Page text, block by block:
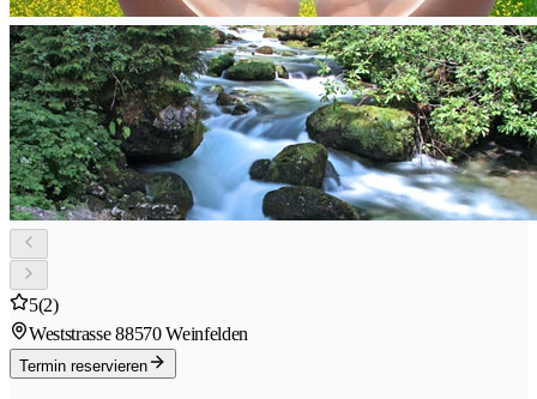
5(2)
Weststrasse 88570 Weinfelden
Termin reservieren